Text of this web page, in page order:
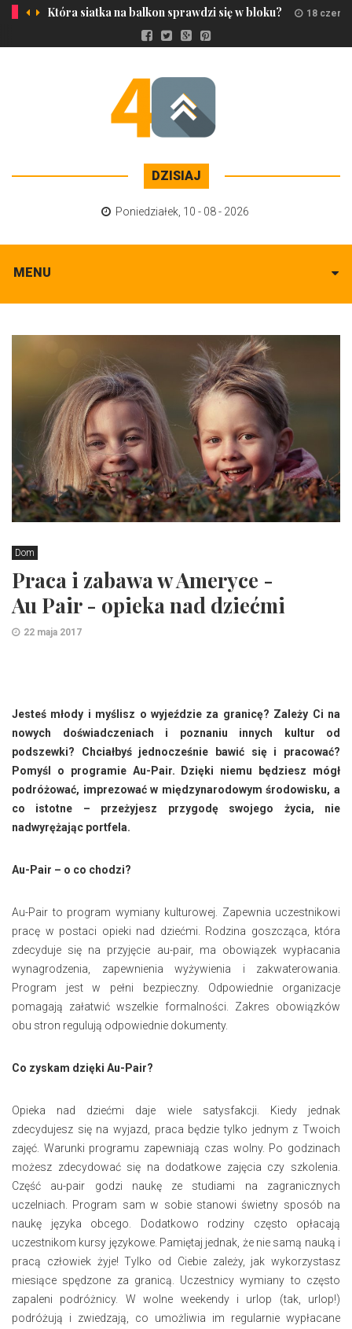
Która siatka na balkon sprawdzi się w bloku? 18
DZISIAJ
Poniedziałek 10 - 08 - 2026
MENU
Dom
Praca i zabawa w Ameryce -
Au Pair - opieka nad dziećmi
22 maja 2017
Jesteś młody i myślisz o wyjeździe za granicę? Zależy Ci na
nowych doświadczeniach i poznaniu innych kultur od
podszewki? Chciałbyś jednocześnie bawić się i pracować?
Pomyśl o programie Au-Pair. Dzięki niemu będziesz mógł
podróżować, imprezować w międzynarodowym środowisku, a
co istotne – przeżyjesz przygodę swojego życia, nie
nadwyrężając portfela.
Au-Pair – o co chodzi?
Au-Pair to program wymiany kulturowej. Zapewnia uczestnikowi
pracę w postaci opieki nad dziećmi. Rodzina goszcząca, która
zdecyduje się na przyjęcie au-pair, ma obowiązek wypłacania
wynagrodzenia, zapewnienia wyżywienia i zakwaterowania.
Program jest w pełni bezpieczny. Odpowiednie organizacje
pomagają załatwić wszelkie formalności. Zakres obowiązków
obu stron regulują odpowiednie dokumenty.
Co zyskam dzięki Au-Pair?
Opieka nad dziećmi daje wiele satysfakcji. Kiedy jednak
zdecydujesz się na wyjazd, praca będzie tylko jednym z Twoich
zajęć. Warunki programu zapewniają czas wolny. Po godzinach
możesz zdecydować się na dodatkowe zajęcia czy szkolenia.
Część au-pair godzi naukę ze studiami na zagranicznych
uczelniach. Program sam w sobie stanowi świetny sposób na
naukę języka obcego. Dodatkowo rodziny często opłacają
uczestnikom kursy językowe. Pamiętaj jednak, że nie samą nauką i
pracą człowiek żyje! Tylko od Ciebie zależy, jak wykorzystasz
miesiące spędzone za granicą. Uczestnicy wymiany to często
zapaleni podróżnicy. W wolne weekendy i urlop (tak, urlop!)
podróżują i zwiedzają, co umożliwia im regularnie wypłacane